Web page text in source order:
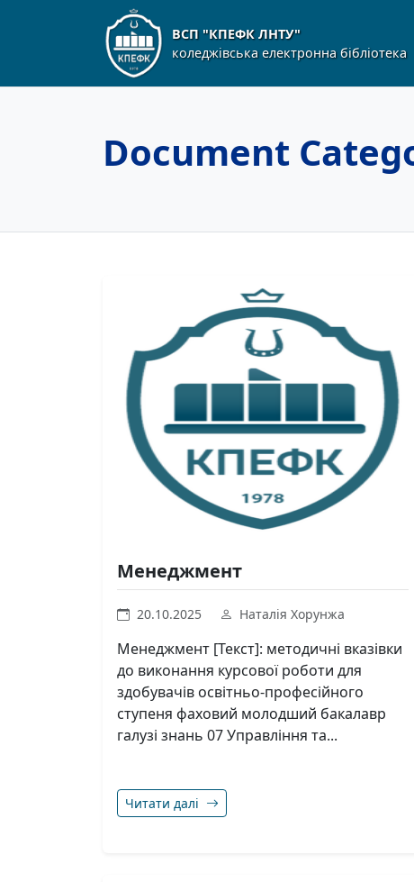
ВСП "КПЕФК ЛНТУ"
коледжівська електронна бібліотека
Document
Менеджмент
20.10.2025 Наталія Хорунжа
Менеджмент [Текст]: методичні вказівки
до виконання курсової роботи для
здобувачів освітньо-професійного
ступеня фаховий молодший бакалавр
галузі знань 07 Управління та...
Читати далі